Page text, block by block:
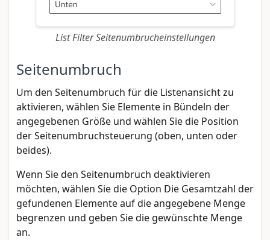
List Filter Seitenumbrucheinstellungen
Seitenumbruch
Um den Seitenumbruch für die Listenansicht zu
aktivieren, wählen Sie Elemente in Bündeln der
angegebenen Größe und wählen Sie die Position
der Seitenumbruchsteuerung (oben, unten oder
beides).
Wenn Sie den Seitenumbruch deaktivieren
möchten, wählen Sie die Option Die Gesamtzahl der
gefundenen Elemente auf die angegebene Menge
begrenzen und geben Sie die gewünschte Menge
an.